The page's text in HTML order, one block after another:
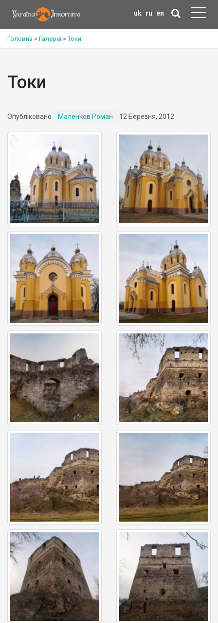
uk ru en
Головна > Галереї>Токи
Токи
Опубліковано Маленков Роман 12 Березня, 2012